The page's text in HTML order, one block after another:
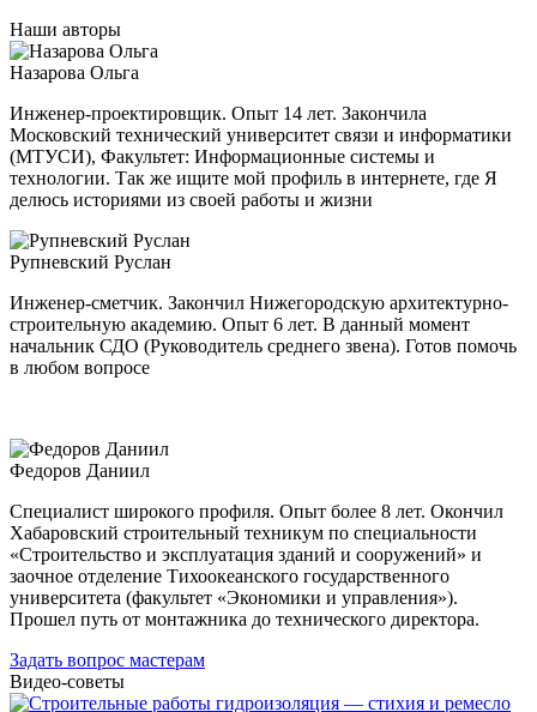
Наши авторы
Назарова Ольга
Инженер-проектировщик. Опыт 14 лет. Закончила
Московский технический университет связи и информатики
(МТУСИ), Факультет: Информационные системы и
технологии. Так же ищите мой профиль в интернете, где Я
делюсь историями из своей работы и жизни
Рупневский Руслан
Инженер-сметчик. Закончил Нижегородскую архитектурно-
строительную академию. Опыт 6 лет. В данный момент
начальник СДО (Руководитель среднего звена). Готов помочь
в любом вопросе
Федоров Даниил
Специалист широкого профиля. Опыт более 8 лет. Окончил
Хабаровский строительный техникум по специальности
«Строительство и эксплуатация зданий и сооружений» и
заочное отделение Тихоокеанского государственного
университета (факультет «Экономики и управления»).
Прошел путь от монтажника до технического директора.
Задать вопрос мастерам
Видео-советы